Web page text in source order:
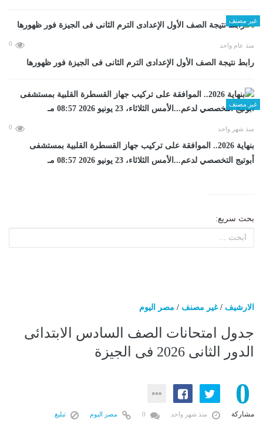
غير مصنف
منذ عام واحد 0
رابط نتيجة الصف الأول الإعدادى الترم الثانى فى الجيزة فور ظهورها
غير مصنف
منذ شهر واحد 0
بنهاية 2026.. الموافقة على تركيب جهاز القسطرة القلبية بمستشفى
أبوتيج التخصصي لدعم...الأمس الثلاثاء، 23 يونيو 2026 08:57 مـ
بحث سريع:
الارشيف /غير مصنف / مصر اليوم
جدول امتحانات الصف السادس الابتدائى
الدور الثانى 2026 فى الجيزة
0
مشاركة منذ شهر واحد مصر اليوم تبليغ